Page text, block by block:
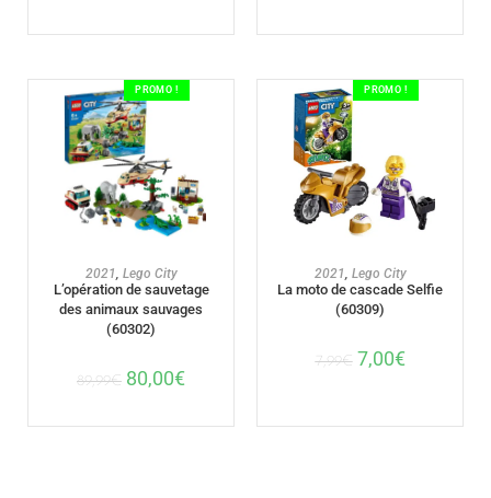
PROMO !
AJOUTER AU PANIER
2021, Lego City
L’opération de sauvetage
des animaux sauvages
(60302)
89,99€ 80,00€
PROMO !
AJOUTER AU PANIER
2021, Lego City
La moto de cascade Selfie
(60309)
7,99€ 7,00€